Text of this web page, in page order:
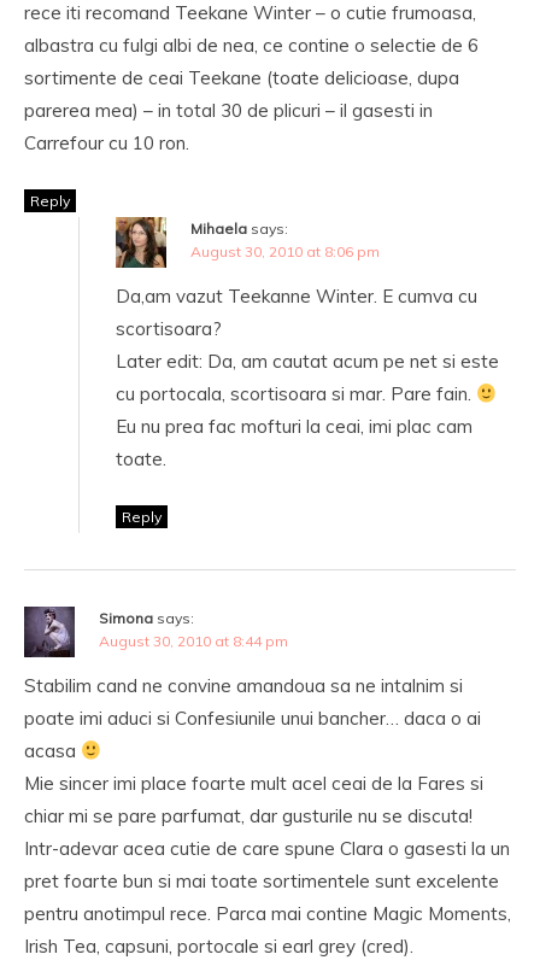
rece iti recomand Teekane Winter – o cutie frumoasa,
albastra cu fulgi albi de nea, ce contine o selectie de 6
sortimente de ceai Teekane (toate delicioase, dupa
parerea mea) – in total 30 de plicuri – il gasesti in
Carrefour cu 10 ron.
Reply
Mihaela says:
August 30, 2010 at 8:06 pm
Da,am vazut Teekanne Winter. E cumva cu
scortisoara?
Later edit: Da, am cautat acum pe net si este
cu portocala, scortisoara si mar. Pare fain.
Eu nu prea fac mofturi la ceai, imi plac cam
toate.
Reply
Simona says:
August 30, 2010 at 8:44 pm
Stabilim cand ne convine amandoua sa ne intalnim si
poate imi aduci si Confesiunile unui bancher… daca o ai
acasa
Mie sincer imi place foarte mult acel ceai de la Fares si
chiar mi se pare parfumat, dar gusturile nu se discuta!
Intr-adevar acea cutie de care spune Clara o gasesti la un
pret foarte bun si mai toate sortimentele sunt excelente
pentru anotimpul rece. Parca mai contine Magic Moments,
Irish Tea, capsuni, portocale si earl grey (cred).